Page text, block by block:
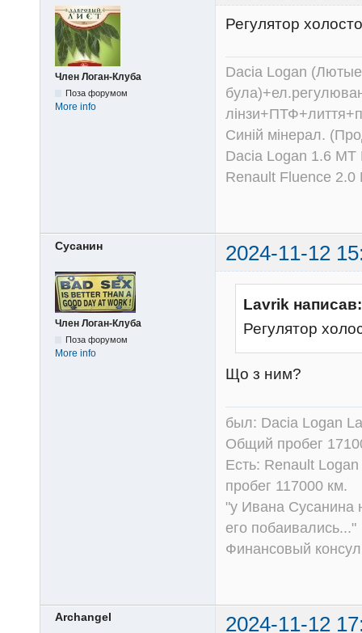
Член Логан-Клуба
Поза форумом
More info
Регулятор
Dacia Logan
Синій мінерал.
Dacia Logan 1.6 MT
Renault Fluence
Сусанин 2024-11-12
Член Логан-Клуба
Поза форумом
More info
Lavrik написав:
Регулятор
Що з ним?
был: Dacia Logan
Общий пробег
Есть: Renault
пробег 117000 км.
"у Ивана Сусанина
его побаивались..."
Финансовый
Archangel 2024-11-12